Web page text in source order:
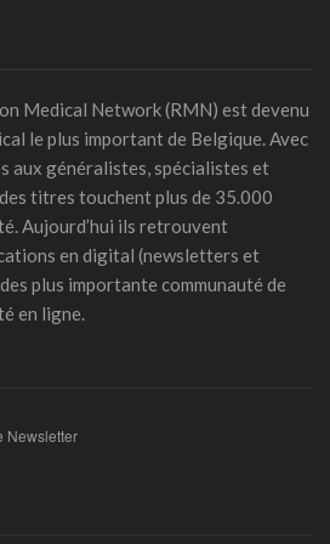
les hôpitaux
de l’HTA: une stratification du
machine
les personnes à risque cardio-
Medical Network (RMN) est devenu
le plus important de Belgique. Avec
aux généralistes, spécialistes et
des titres touchent plus de 35.000
Aujourd’hui ils retrouvent
en digital (newsletters et
plus importante communauté de
en ligne.
Newsletter